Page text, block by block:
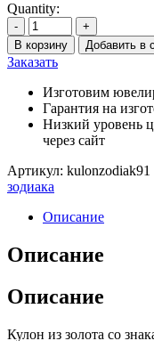
Quantity:
-
+
В корзину
Добавить в
Заказать
Изготовим
Гарантия на
Низкий уровень
через сайт
Артикул: kulonzodiak91
зодиака
Описание
Описание
Описание
Кулон из золота со